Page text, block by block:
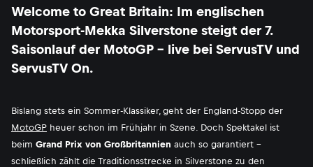
Welcome to Great Britain: Im englischen
Motorsport-Mekka Silverstone steigt der 7.
Saisonlauf der MotoGP - live bei ServusTV und
ServusTV On.
Bislang stets ein Sommer-Klassiker, geht der England-Stopp der
MotoGP heuer schon im Frühjahr in Szene. Doch Spektakel ist
beim Grand Prix von Großbritannien auch so garantiert -
schließlich zählt die Traditionsstrecke in Silverstone zu den